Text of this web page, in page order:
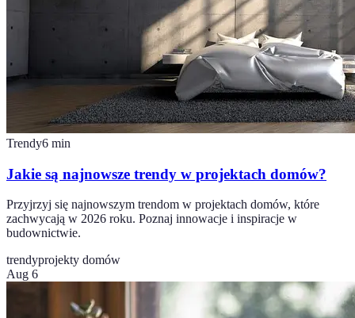
Trendy6 min
Jakie są najnowsze trendy w projektach domów?
Przyjrzyj się najnowszym trendom w projektach domów, które
zachwycają w 2026 roku. Poznaj innowacje i inspiracje w
budownictwie.
trendyprojekty domów
Aug 6